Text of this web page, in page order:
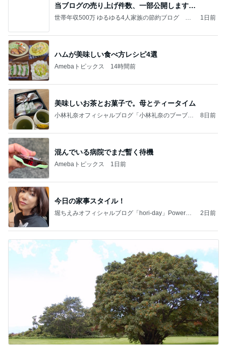
当ブログの売り上げ件数、一部公開します…
世帯年収500万 ゆるゆる4人家族の節約ブログ 〜
1日前
ハムが美味しい食べ方レシピ4選
Amebaトピックス 14時間前
美味しいお茶とお菓子で。母とティータイム
小林礼奈オフィシャルブログ「小林礼奈のブーブー
8日前
混んでいる病院でまだ暫く待機
Amebaトピックス 1日前
今日の家事スタイル！
堀ちえみオフィシャルブログ「hori-day」Powered
2日前